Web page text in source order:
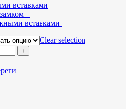
вставками
вставками
Clear selection